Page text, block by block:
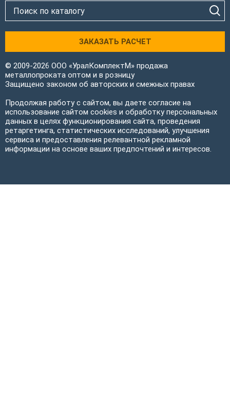
ЗАКАЗАТЬ РАСЧЕТ
© 2009-2026 ООО «УралКомплектМ» продажа
металлопроката оптом и в розницу
Защищено законом об авторских и смежных правах
Продолжая работу с сайтом, вы даете согласие на
использование сайтом cookies и обработку персональных
данных в целях функционирования сайта, проведения
ретаргетинга, статистических исследований, улучшения
сервиса и предоставления релевантной рекламной
информации на основе ваших предпочтений и интересов.